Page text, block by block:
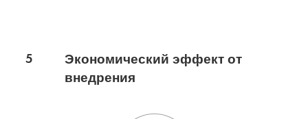
5
Экономический эффект от
внедрения